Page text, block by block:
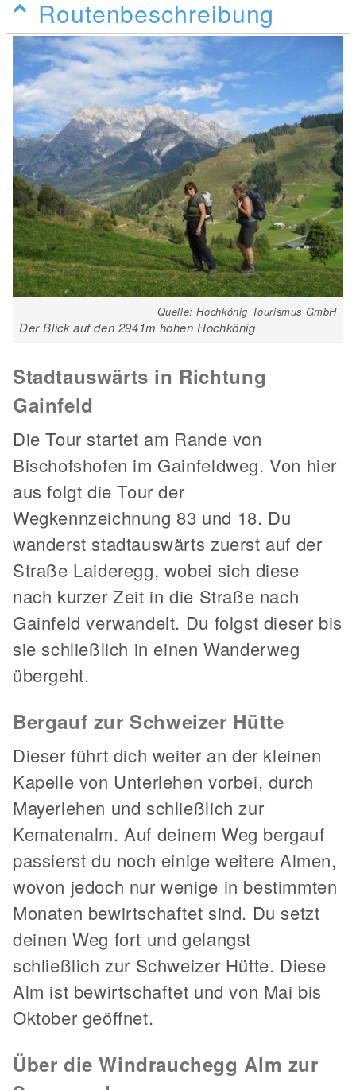
Routenbeschreibung
Quelle: Hochkönig Tourismus GmbH
Der Blick auf den 2941m hohen Hochkönig
Stadtauswärts in Richtung
Gainfeld
Die Tour startet am Rande von
Bischofshofen im Gainfeldweg. Von hier
aus folgt die Tour der
Wegkennzeichnung 83 und 18. Du
wanderst stadtauswärts zuerst auf der
Straße Laideregg, wobei sich diese
nach kurzer Zeit in die Straße nach
Gainfeld verwandelt. Du folgst dieser bis
sie schließlich in einen Wanderweg
übergeht.
Bergauf zur Schweizer Hütte
Dieser führt dich weiter an der kleinen
Kapelle von Unterlehen vorbei, durch
Mayerlehen und schließlich zur
Kematenalm. Auf deinem Weg bergauf
passierst du noch einige weitere Almen,
wovon jedoch nur wenige in bestimmten
Monaten bewirtschaftet sind. Du setzt
deinen Weg fort und gelangst
schließlich zur Schweizer Hütte. Diese
Alm ist bewirtschaftet und von Mai bis
Oktober geöffnet.
Über die Windrauchegg Alm zur